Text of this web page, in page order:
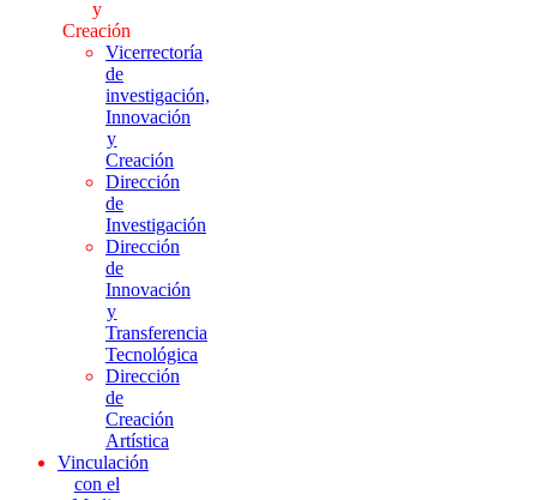
y
Creación
Vicerrectoría
de
investigación,
Innovación
y
Creación
Dirección
de
Investigación
Dirección
de
Innovación
y
Transferencia
Tecnológica
Dirección
de
Creación
Artística
Vinculación
con el